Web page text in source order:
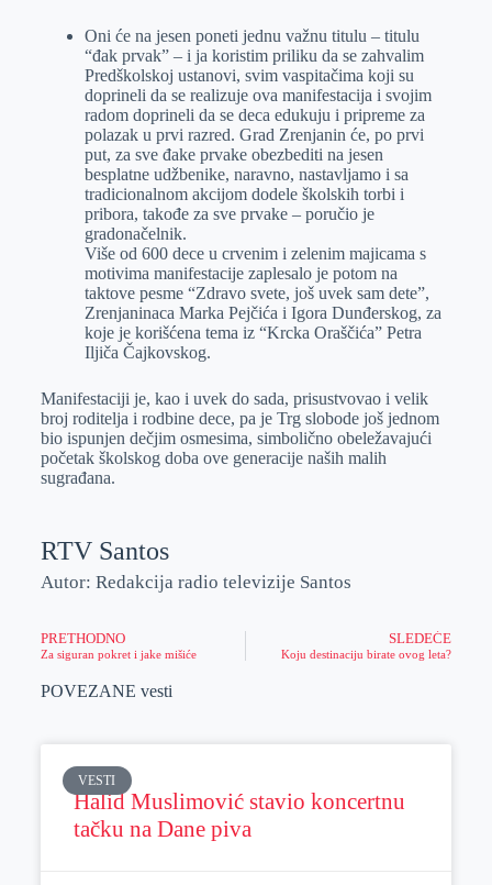
Oni će na jesen poneti jednu važnu titulu – titulu
“đak prvak” – i ja koristim priliku da se zahvalim
Predškolskoj ustanovi, svim vaspitačima koji su
doprineli da se realizuje ova manifestacija i svojim
radom doprineli da se deca edukuju i pripreme za
polazak u prvi razred. Grad Zrenjanin će, po prvi
put, za sve đake prvake obezbediti na jesen
besplatne udžbenike, naravno, nastavljamo i sa
tradicionalnom akcijom dodele školskih torbi i
pribora, takođe za sve prvake – poručio je
gradonačelnik.
Više od 600 dece u crvenim i zelenim majicama s
motivima manifestacije zaplesalo je potom na
taktove pesme “Zdravo svete, još uvek sam dete”,
Zrenjaninaca Marka Pejčića i Igora Dunđerskog, za
koje je korišćena tema iz “Krcka Oraščića” Petra
Iljiča Čajkovskog.
Manifestaciji je, kao i uvek do sada, prisustvovao i velik
broj roditelja i rodbine dece, pa je Trg slobode još jednom
bio ispunjen dečjim osmesima, simbolično obeležavajući
početak školskog doba ove generacije naših malih
sugrađana.
RTV Santos
Autor: Redakcija radio televizije Santos
PRETHODNO
Za siguran pokret i jake mišiće
SLEDEĆE
Koju destinaciju birate ovog leta?
POVEZANE vesti
VESTI
Halid Muslimović stavio koncertnu
tačku na Dane piva